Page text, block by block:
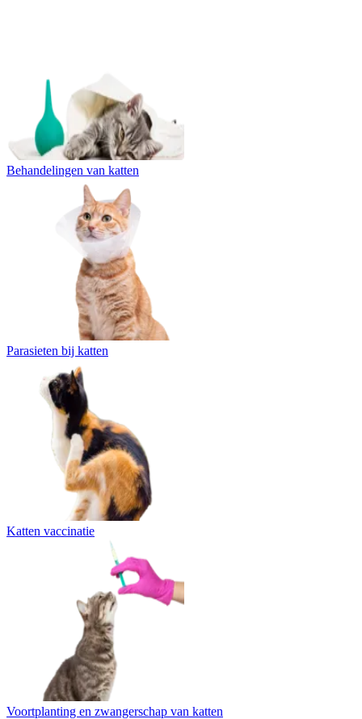
Behandelingen van katten
Parasieten bij katten
Katten vaccinatie
Voortplanting en zwangerschap van katten